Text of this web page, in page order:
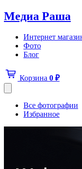
Медиа Раша
Интернет
Фото
Блог
Корзина 0 ₽
Все фотографии
Избранное